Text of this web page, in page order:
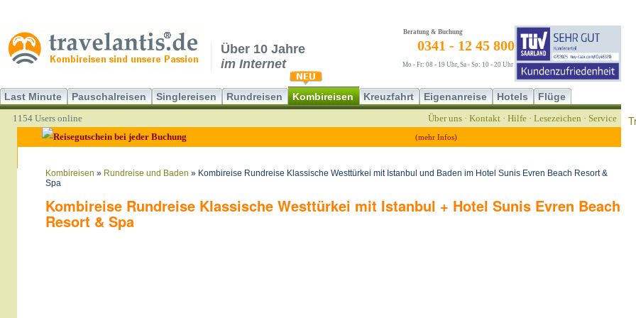
Über 10 Jahre
im Internet
Beratung & Buchung
0341 - 12 45 800
Mo - Fr: 08 - 19 Uhr, Sa - So: 10 - 20 Uhr
Last Minute Pauschalreisen Singlereisen Rundreisen Kombireisen Kreuzfahrt Eigenanreise Hotels Flüge
1154 Users online Über uns · Kontakt · Hilfe · Lesezeichen · Service
(mehr Infos)
Kombireisen » Rundreise und Baden » Kombireise Rundreise Klassische Westtürkei mit Istanbul und Baden im Hotel Sunis Evren Beach Resort &
Spa
Kombireise Rundreise Klassische Westtürkei mit Istanbul + Hotel Sunis Evren Beach
Resort & Spa